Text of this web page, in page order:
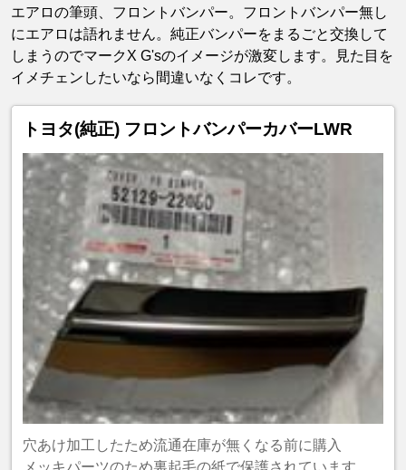
エアロの筆頭、フロントバンパー。フロントバンパー無し
にエアロは語れません。純正バンパーをまるごと交換して
しまうのでマークX G'sのイメージが激変します。見た目を
イメチェンしたいなら間違いなくコレです。
トヨタ(純正) フロントバンパーカバーLWR
穴あけ加工したため流通在庫が無くなる前に購入
メッキパーツのため裏起毛の紙で保護されています。